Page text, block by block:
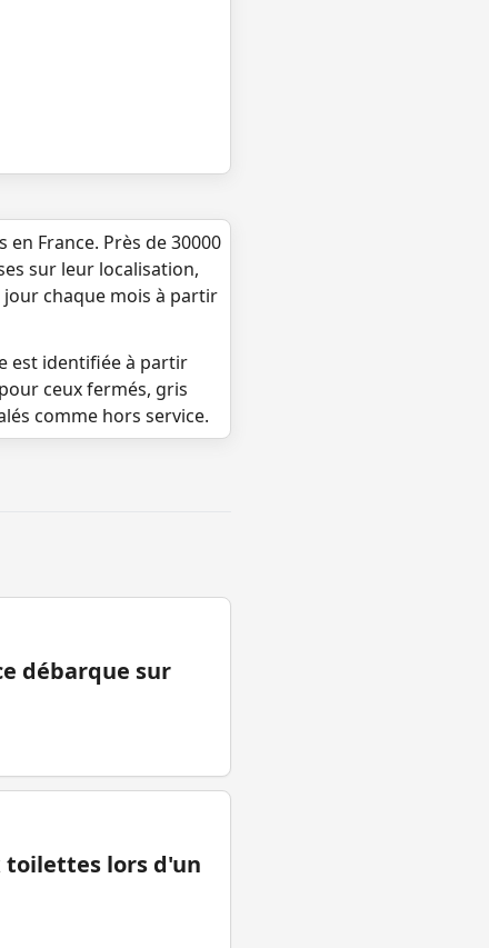
France. Près de 30000
sur leur localisation,
jour chaque mois à partir
est identifiée à partir
ceux fermés, gris
comme hors service.
débarque sur
lors d'un